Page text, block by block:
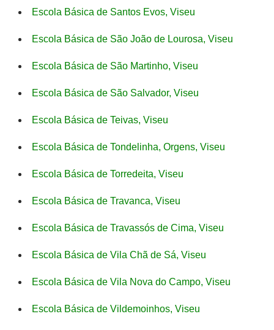
Escola Básica de Santos Evos, Viseu
Escola Básica de São João de Lourosa, Viseu
Escola Básica de São Martinho, Viseu
Escola Básica de São Salvador, Viseu
Escola Básica de Teivas, Viseu
Escola Básica de Tondelinha, Orgens, Viseu
Escola Básica de Torredeita, Viseu
Escola Básica de Travanca, Viseu
Escola Básica de Travassós de Cima, Viseu
Escola Básica de Vila Chã de Sá, Viseu
Escola Básica de Vila Nova do Campo, Viseu
Escola Básica de Vildemoinhos, Viseu